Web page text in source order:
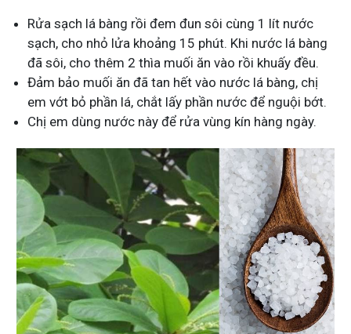
Rửa sạch lá bàng rồi đem đun sôi cùng 1 lít nước
sạch, cho nhỏ lửa khoảng 15 phút. Khi nước lá bàng
đã sôi, cho thêm 2 thìa muối ăn vào rồi khuấy đều.
Đảm bảo muối ăn đã tan hết vào nước lá bàng, chị
em vớt bỏ phần lá, chắt lấy phần nước để nguội bớt.
Chị em dùng nước này để rửa vùng kín hàng ngày.